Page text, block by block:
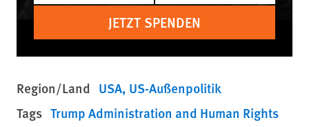
JETZT SPENDEN
Region/Land USA US-Außenpolitik
Tags Trump Administration and Human Rights